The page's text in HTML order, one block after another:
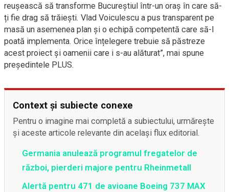
reușească să transforme Bucureștiul într-un oraș în care să-
ți fie drag să trăiești. Vlad Voiculescu a pus transparent pe
masă un asemenea plan și o echipă competentă care să-l
poată implementa. Orice înțelegere trebuie să păstreze
acest proiect și oamenii care i s-au alăturat”, mai spune
președintele PLUS.
Context și subiecte conexe
Pentru o imagine mai completă a subiectului, urmărește
și aceste articole relevante din același flux editorial.
Germania anulează programul fregatelor de
război, pierderi majore pentru Rheinmetall
Alertă pentru 471 de avioane Boeing 737 MAX